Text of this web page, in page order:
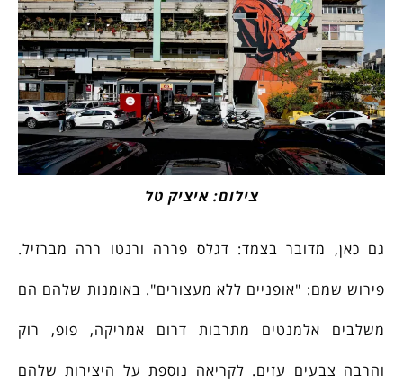
צילום: איציק טל
גם כאן, מדובר בצמד: דגלס פררה ורנטו ררה מברזיל.
פירוש שמם: "אופניים ללא מעצורים". באומנות שלהם הם
משלבים אלמנטים מתרבות דרום אמריקה, פופ, רוק
והרבה צבעים עזים. לקריאה נוספת על היצירות שלהם